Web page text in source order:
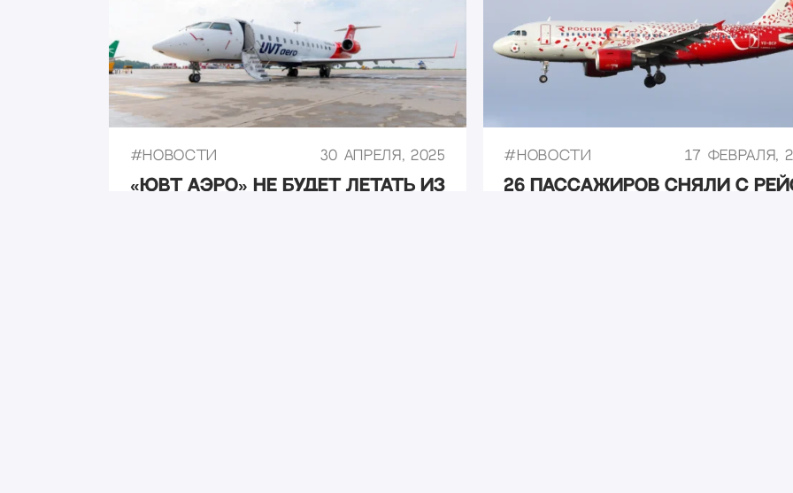
#Новости 30 апреля, 2025
«ЮВТ Аэро» не будет летать из
#Новости 17 февраля,
26 пассажиров сняли с